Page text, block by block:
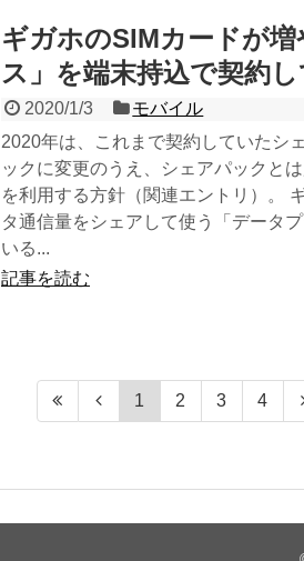
ギガホのSIMカードが
ス」を端末持込で契約
2020/1/3
モバイル
2020年は、これまで契約していたシ
ックに変更のうえ、シェアパックと
を利用する方針（関連エントリ）。
タ通信量をシェアして使う「データ
いる...
記事を読む
1 2 3 4